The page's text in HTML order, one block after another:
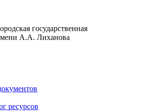
государственная
А.А. Лиханова
ресурсов